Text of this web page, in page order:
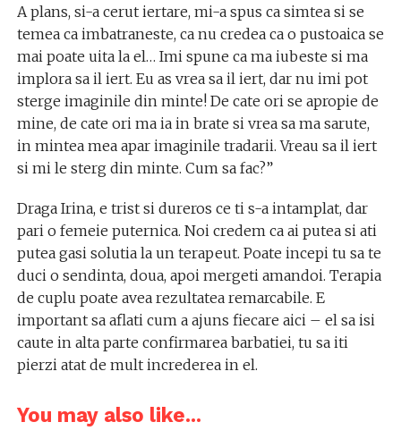
A plans, si-a cerut iertare, mi-a spus ca simtea si se
temea ca imbatraneste, ca nu credea ca o pustoaica se
mai poate uita la el… Imi spune ca ma iubeste si ma
implora sa il iert. Eu as vrea sa il iert, dar nu imi pot
sterge imaginile din minte! De cate ori se apropie de
mine, de cate ori ma ia in brate si vrea sa ma sarute,
in mintea mea apar imaginile tradarii. Vreau sa il iert
si mi le sterg din minte. Cum sa fac?”
Draga Irina, e trist si dureros ce ti s-a intamplat, dar
pari o femeie puternica. Noi credem ca ai putea si ati
putea gasi solutia la un terapeut. Poate incepi tu sa te
duci o sendinta, doua, apoi mergeti amandoi. Terapia
de cuplu poate avea rezultatea remarcabile. E
important sa aflati cum a ajuns fiecare aici – el sa isi
caute in alta parte confirmarea barbatiei, tu sa iti
pierzi atat de mult increderea in el.
You may also like...